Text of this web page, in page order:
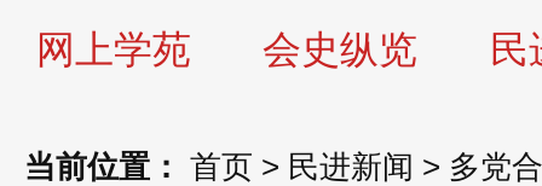
网上学苑
会史纵览 民
当前位置： 首页 > 民进新闻 > 多党